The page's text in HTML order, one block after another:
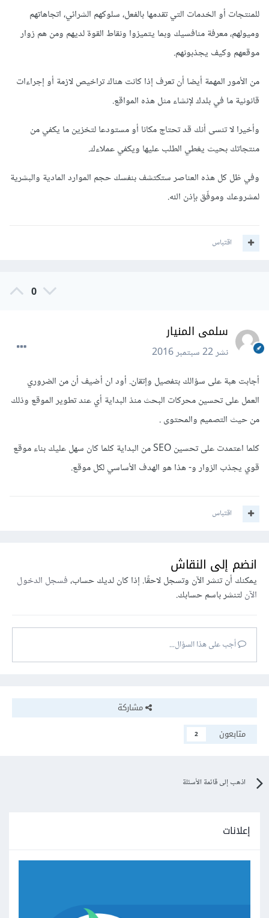
للمنتجات أو الخدمات التي تقدمها بالفعل، سلوكهم الشرائي، اتجاهاتهم
وميولهم، معرفة منافسيك وبما يتميزوا ونقاط القوة لديهم ومن هم زوار
موقعهم وكيف يجذبونهم.
من الأمور المهمة أيضا أن تعرف إذا كانت هناك تراخيص لازمة أو إجراءات
قانونية ما في بلدك لإنشاء مثل هذه المواقع.
وأخيرا لا تنسى أنك قد تحتاج مكانا أو مستودعا لتخزين ما يكفي من
منتجاتك بحيث يغطي الطلب عليها ويكفي عملاءك.
وفي ظل كل هذه العناصر ستكتشف بنفسك حجم الموارد المادية والبشرية
لمشروعك وموفّق بإذن الله.
اقتباس
0
سلمى المنيار
نشر22 سبتمبر 2016
أجابت هبة على سؤالك بتفصيل وإتقان. أود ان أضيف أن من الضروري
العمل على تحسين محركات البحث منذ البداية أي عند تطوير الموقع وذلك
من حيث التصميم والمحتوى .
كلما اعتمدت على تحسين SEO من البداية كلما كان سهل عليك بناء موقع
قوي يجذب الزوار و- هذا هو الهدف الأساسي لكل موقع.
اقتباس
انضم إلى النقاش
يمكنك أن تنشر الآن وتسجل لاحقًا. إذا كان لديك حساب،فسجل الدخول
الآنلتنشر باسم حسابك.
أجب على هذا السؤال...
مشاركة
متابعون
2
اذهب إلى قائمة الأسئلة
إعلانات